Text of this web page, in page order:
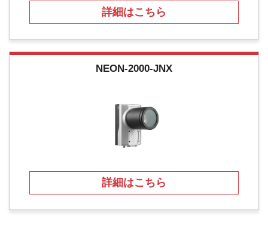
詳細はこちら
NEON-2000-JNX
詳細はこちら